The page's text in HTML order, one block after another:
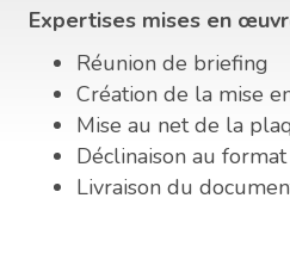
Expertises mises en
Réunion de briefing
Création de la mise
Mise au net de la
Déclinaison au
Livraison du